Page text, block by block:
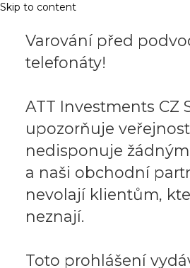
Skip to content
Varování před
telefonáty!
ATT Investments CZ
upozorňuje
nedisponuje
a naši obchodní
nevolají klientům,
neznají.
Toto prohlášení